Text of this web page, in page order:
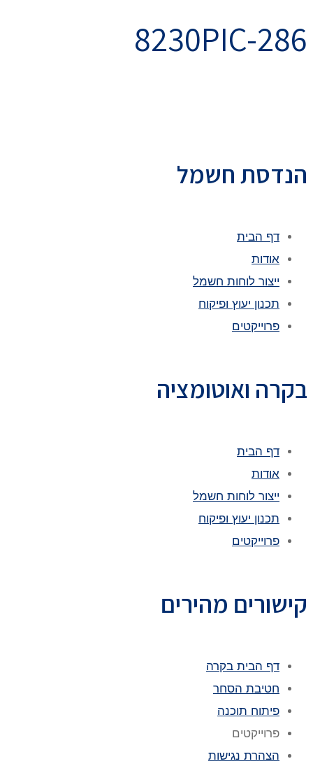
8230PIC-286
הנדסת חשמל
דף הבית
אודות
ייצור לוחות חשמל
תכנון יעוץ ופיקוח
פרוייקטים
בקרה ואוטומציה
דף הבית
אודות
ייצור לוחות חשמל
תכנון יעוץ ופיקוח
פרוייקטים
קישורים מהירים
דף הבית בקרה
חטיבת הסחר
פיתוח תוכנה
פרוייקטים
הצהרת נגישות